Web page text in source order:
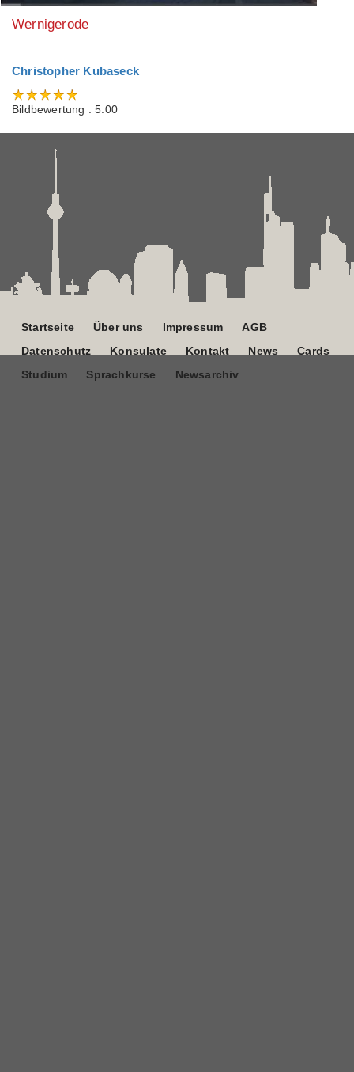
Wernigerode
Christopher Kubaseck
Bildbewertung : 5.00
Startseite Über uns Impressum
AGB
Datenschutz
Konsulate Kontakt News
Cards
Studium
Sprachkurse Newsarchiv